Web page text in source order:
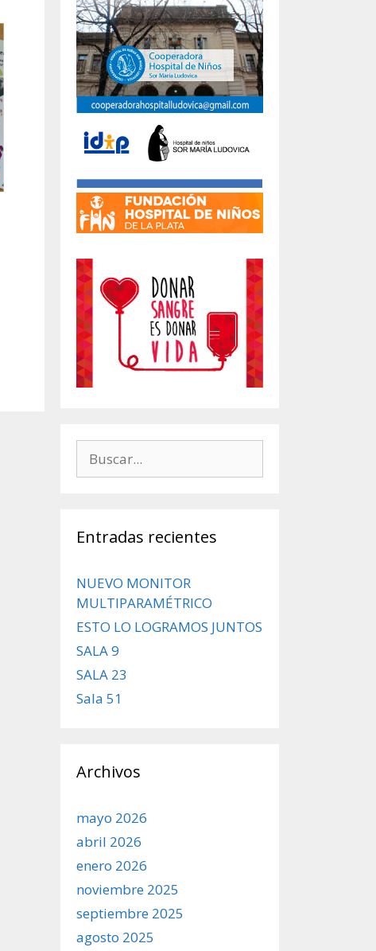
Entradas recientes
NUEVO MONITOR
MULTIPARAMÉTRICO
ESTO LO LOGRAMOS JUNTOS
SALA 9
SALA 23
Sala 51
Archivos
mayo 2026
abril 2026
enero 2026
noviembre 2025
septiembre 2025
agosto 2025